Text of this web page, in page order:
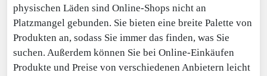
physischen Läden sind Online-Shops nicht an
Platzmangel gebunden. Sie bieten eine breite Palette von
Produkten an, sodass Sie immer das finden, was Sie
suchen. Außerdem können Sie bei Online-Einkäufen
Produkte und Preise von verschiedenen Anbietern leicht